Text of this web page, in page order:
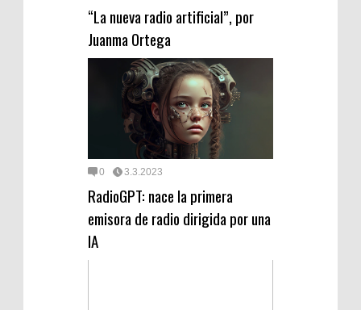
“La nueva radio artificial”, por
Juanma Ortega
0 3.3.2023
RadioGPT: nace la primera
emisora de radio dirigida por una
IA